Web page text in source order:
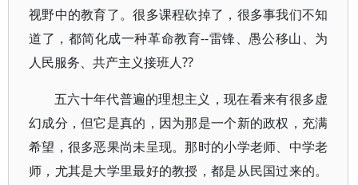
视野中的教育了。很多课程砍掉了，很多事我们不知
道了，都简化成一种革命教育--雷锋、愚公移山、为
人民服务、共产主义接班人??
五六十年代普遍的理想主义，现在看来有很多虚
幻成分，但它是真的，因为那是一个新的政权，充满
希望，很多恶果尚未呈现。那时的小学老师、中学老
师，尤其是大学里最好的教授，都是从民国过来的。